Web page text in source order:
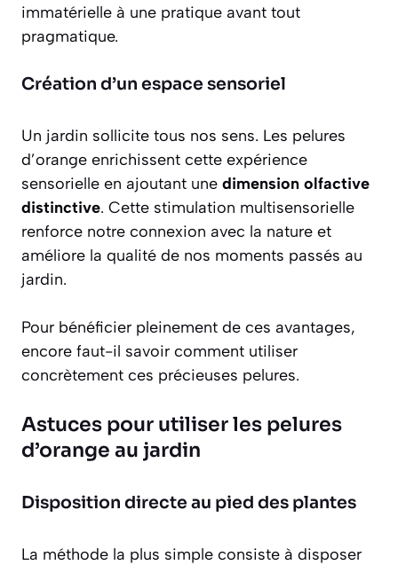
immatérielle à une pratique avant tout
pragmatique.
Création d’un espace sensoriel
Un jardin sollicite tous nos sens. Les pelures
d’orange enrichissent cette expérience
sensorielle en ajoutant une dimension olfactive
distinctive. Cette stimulation multisensorielle
renforce notre connexion avec la nature et
améliore la qualité de nos moments passés au
jardin.
Pour bénéficier pleinement de ces avantages,
encore faut-il savoir comment utiliser
concrètement ces précieuses pelures.
Astuces pour utiliser les pelures
d’orange au jardin
Disposition directe au pied des plantes
La méthode la plus simple consiste à disposer